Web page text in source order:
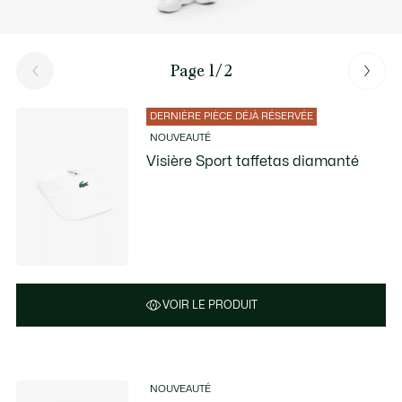
Page 1/2
DERNIÈRE PIÈCE DÉJÀ RÉSERVÉE
NOUVEAUTÉ
Visière Sport taffetas diamanté
VOIR LE PRODUIT
NOUVEAUTÉ